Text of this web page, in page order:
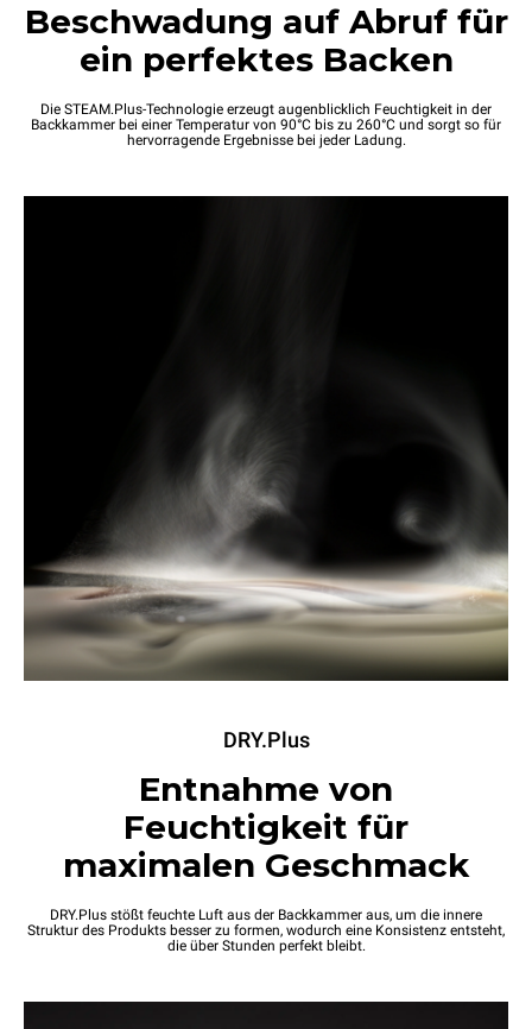
Beschwadung auf Abruf für
ein perfektes Backen
Die STEAM.Plus-Technologie erzeugt augenblicklich Feuchtigkeit in der
Backkammer bei einer Temperatur von 90°C bis zu 260°C und sorgt so für
hervorragende Ergebnisse bei jeder Ladung.
DRY.Plus
Entnahme von
Feuchtigkeit für
maximalen Geschmack
DRY.Plus stößt feuchte Luft aus der Backkammer aus, um die innere
Struktur des Produkts besser zu formen, wodurch eine Konsistenz entsteht,
die über Stunden perfekt bleibt.